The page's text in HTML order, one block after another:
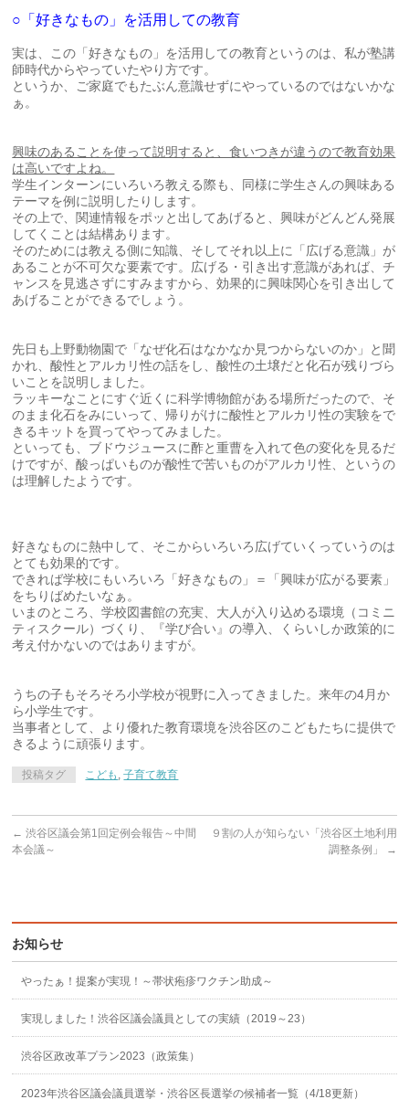
○「好きなもの」を活用しての教育
実は、この「好きなもの」を活用しての教育というのは、私が塾講
師時代からやっていたやり方です。
というか、ご家庭でもたぶん意識せずにやっているのではないかな
ぁ。
興味のあることを使って説明すると、食いつきが違うので教育効果
は高いですよね。
学生インターンにいろいろ教える際も、同様に学生さんの興味ある
テーマを例に説明したりします。
その上で、関連情報をポッと出してあげると、興味がどんどん発展
してくことは結構あります。
そのためには教える側に知識、そしてそれ以上に「広げる意識」が
あることが不可欠な要素です。広げる・引き出す意識があれば、チ
ャンスを見逃さずにすみますから、効果的に興味関心を引き出して
あげることができるでしょう。
先日も上野動物園で「なぜ化石はなかなか見つからないのか」と聞
かれ、酸性とアルカリ性の話をし、酸性の土壌だと化石が残りづら
いことを説明しました。
ラッキーなことにすぐ近くに科学博物館がある場所だったので、そ
のまま化石をみにいって、帰りがけに酸性とアルカリ性の実験をで
きるキットを買ってやってみました。
といっても、ブドウジュースに酢と重曹を入れて色の変化を見るだ
けですが、酸っぱいものが酸性で苦いものがアルカリ性、というの
は理解したようです。
好きなものに熱中して、そこからいろいろ広げていくっていうのは
とても効果的です。
できれば学校にもいろいろ「好きなもの」＝「興味が広がる要素」
をちりばめたいなぁ。
いまのところ、学校図書館の充実、大人が入り込める環境（コミニ
ティスクール）づくり、『学び合い』の導入、くらいしか政策的に
考え付かないのではありますが。
うちの子もそろそろ小学校が視野に入ってきました。来年の4月か
ら小学生です。
当事者として、より優れた教育環境を渋谷区のこどもたちに提供で
きるように頑張ります。
投稿タグ こども ,子育て教育
← 渋谷区議会第1回定例会報告～中間
本会議～
９割の人が知らない「渋谷区土地利用
調整条例」
→
お知らせ
やったぁ！提案が実現！～帯状疱疹ワクチン助成～
実現しました！渋谷区議会議員としての実績（2019～23）
渋谷区政改革プラン2023（政策集）
2023年渋谷区議会議員選挙・渋谷区長選挙の候補者一覧（4/18更新）